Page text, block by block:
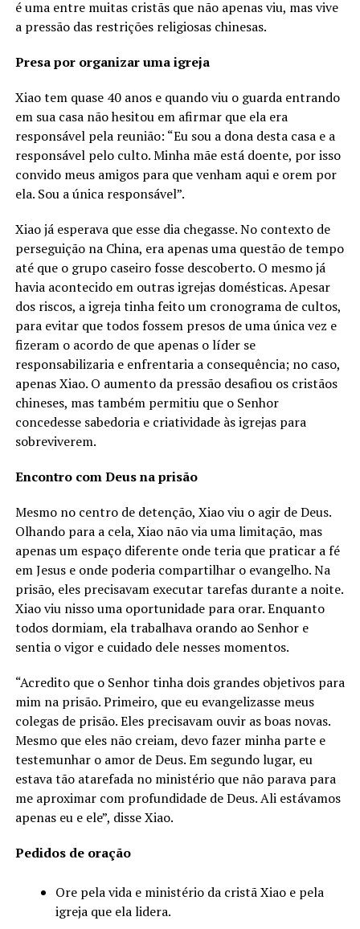
é uma entre muitas cristãs que não apenas viu, mas vive
a pressão das restrições religiosas chinesas.
Presa por organizar uma igreja
Xiao tem quase 40 anos e quando viu o guarda entrando
em sua casa não hesitou em afirmar que ela era
responsável pela reunião: “Eu sou a dona desta casa e a
responsável pelo culto. Minha mãe está doente, por isso
convido meus amigos para que venham aqui e orem por
ela. Sou a única responsável”.
Xiao já esperava que esse dia chegasse. No contexto de
perseguição na China, era apenas uma questão de tempo
até que o grupo caseiro fosse descoberto. O mesmo já
havia acontecido em outras igrejas domésticas. Apesar
dos riscos, a igreja tinha feito um cronograma de cultos,
para evitar que todos fossem presos de uma única vez e
fizeram o acordo de que apenas o líder se
responsabilizaria e enfrentaria a consequência; no caso,
apenas Xiao. O aumento da pressão desafiou os cristãos
chineses, mas também permitiu que o Senhor
concedesse sabedoria e criatividade às igrejas para
sobreviverem.
Encontro com Deus na prisão
Mesmo no centro de detenção, Xiao viu o agir de Deus.
Olhando para a cela, Xiao não via uma limitação, mas
apenas um espaço diferente onde teria que praticar a fé
em Jesus e onde poderia compartilhar o evangelho. Na
prisão, eles precisavam executar tarefas durante a noite.
Xiao viu nisso uma oportunidade para orar. Enquanto
todos dormiam, ela trabalhava orando ao Senhor e
sentia o vigor e cuidado dele nesses momentos.
“Acredito que o Senhor tinha dois grandes objetivos para
mim na prisão. Primeiro, que eu evangelizasse meus
colegas de prisão. Eles precisavam ouvir as boas novas.
Mesmo que eles não creiam, devo fazer minha parte e
testemunhar o amor de Deus. Em segundo lugar, eu
estava tão atarefada no ministério que não parava para
me aproximar com profundidade de Deus. Ali estávamos
apenas eu e ele”, disse Xiao.
Pedidos de oração
Ore pela vida e ministério da cristã Xiao e pela
igreja que ela lidera.